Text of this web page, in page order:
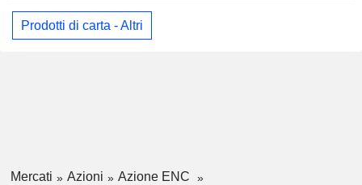
Prodotti di carta - Altri
Mercati Azioni
Azione ENC